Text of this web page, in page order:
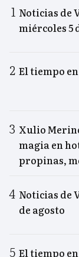
Noticias de
miércoles 5
El tiempo
Xulio
magia en
propinas,
Noticias de
de agosto
El tiempo